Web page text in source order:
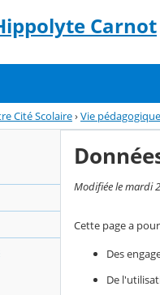
Carnot
Cité Scolaire›Vie
Modifiée le mardi
Cette page a
Des
De